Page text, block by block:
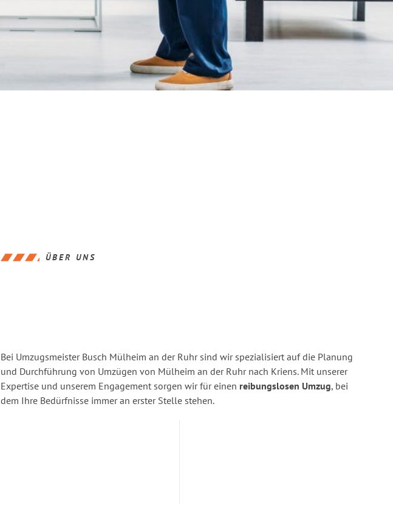
ÜBER UNS
Bei Umzugsmeister Busch Mülheim an der Ruhr sind wir spezialisiert auf die Planung
und Durchführung von Umzügen von Mülheim an der Ruhr nach Kriens. Mit unserer
Expertise und unserem Engagement sorgen wir für einen reibungslosen Umzug, bei
dem Ihre Bedürfnisse immer an erster Stelle stehen.